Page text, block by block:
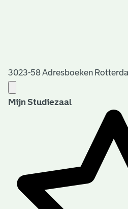
3023-58 Adresboeken
Mijn Studiezaal